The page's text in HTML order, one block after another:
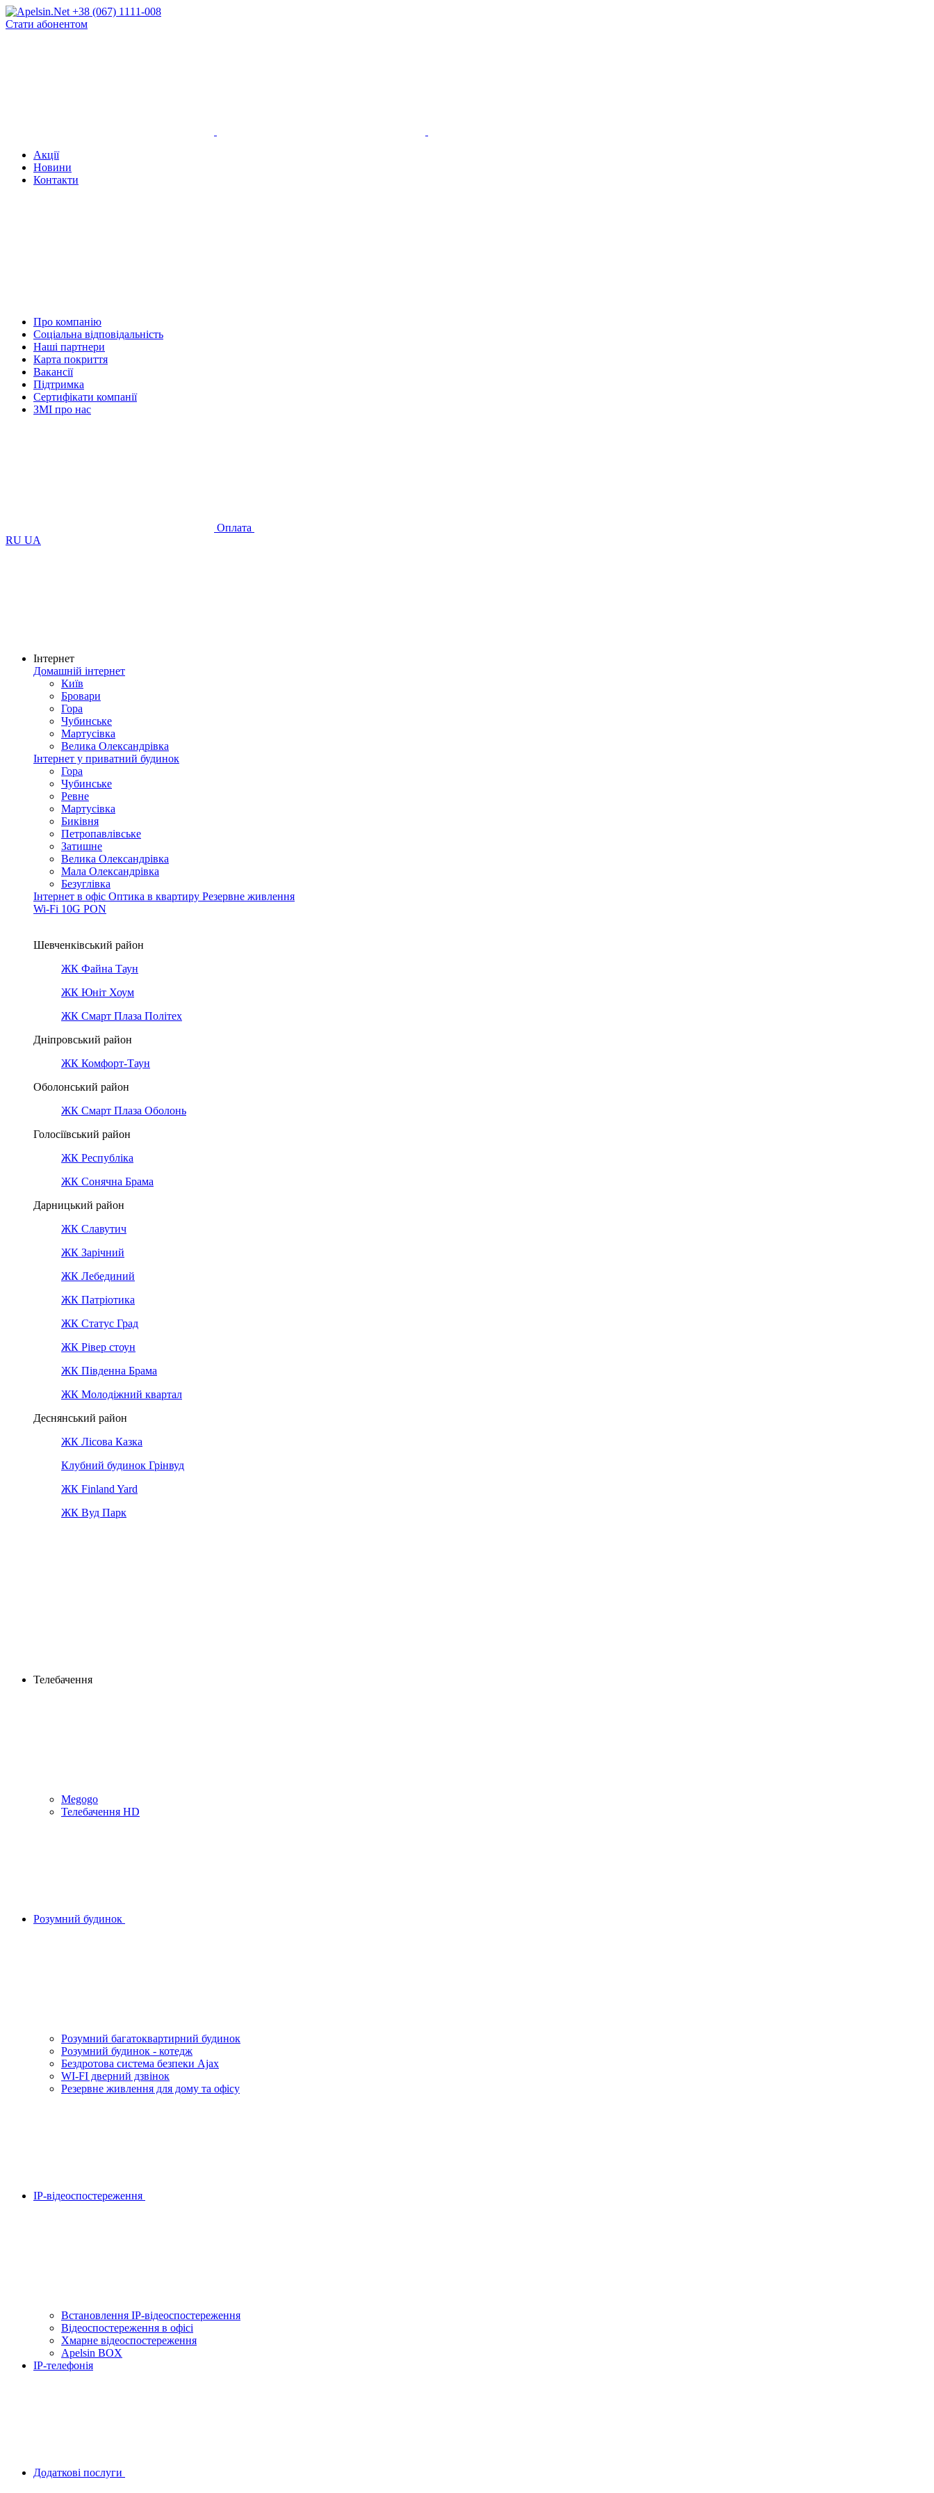
+38 (067) 1111-008
Стати абонентом
Акції
Новини
Контакти
Про компанію
Соціальна відповідальність
Наші партнери
Карта покриття
Вакансії
Підтримка
Сертифікати компанії
ЗМІ про нас
Оплата
RU UA
Інтернет
Домашній інтернет
Київ
Бровари
Гора
Чубинське
Мартусівка
Велика Олександрівка
Інтернет у приватний будинок
Гора
Чубинське
Ревне
Мартусівка
Биківня
Петропавлівське
Затишне
Велика Олександрівка
Мала Олександрівка
Безуглівка
Інтернет в офіс Оптика в квартиру Резервне живлення
Wi-Fi 10G PON
Шевченківський район
ЖК Файна Таун
ЖК Юніт Хоум
ЖК Смарт Плаза Політех
Дніпровський район
ЖК Комфорт-Таун
Оболонський район
ЖК Смарт Плаза Оболонь
Голосіївський район
ЖК Республіка
ЖК Сонячна Брама
Дарницький район
ЖК Славутич
ЖК Зарічний
ЖК Лебединий
ЖК Патріотика
ЖК Статус Град
ЖК Рівер стоун
ЖК Південна Брама
ЖК Молодіжний квартал
Деснянський район
ЖК Лісова Казка
Клубний будинок Грінвуд
ЖК Finland Yard
ЖК Вуд Парк
Телебачення
Megogo
Телебачення HD
Розумний будинок
Розумний багатоквартирний будинок
Розумний будинок - котедж
Бездротова система безпеки Ajax
WI-FI дверний дзвінок
Резервне живлення для дому та офісу
IP-відеоспостереження
Встановлення IP-відеоспостереження
Відеоспостереження в офісі
Хмарне відеоспостереження
Apelsin BOX
IP-телефонія
Додаткові послуги